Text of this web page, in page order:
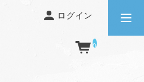
ログイン
0